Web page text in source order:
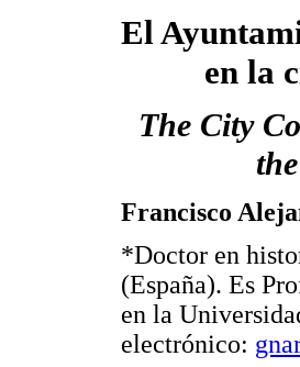
El
en la
The City
Francisco
*Doctor en
(España). Es
en la
electrónico: